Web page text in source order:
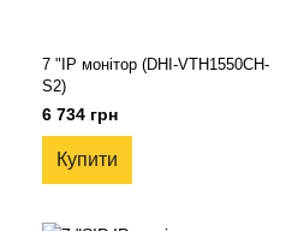
7 "IP монітор (DHI-VTH1550CH-
S2)
6 734 грн
Купити